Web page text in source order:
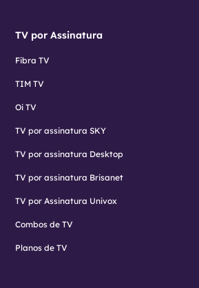
TV por Assinatura
Fibra TV
TIM TV
Oi TV
TV por assinatura SKY
TV por assinatura Desktop
TV por assinatura Brisanet
TV por Assinatura Univox
Combos de TV
Planos de TV